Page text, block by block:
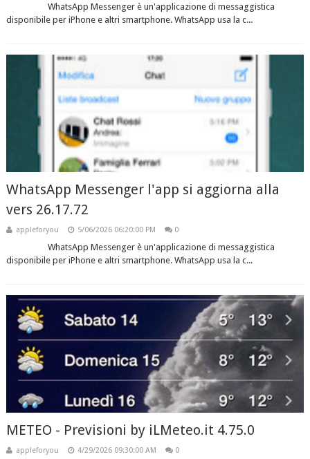
WhatsApp Messenger è un'applicazione di messaggistica
disponibile per iPhone e altri smartphone. WhatsApp usa la c...
WhatsApp Messenger l'app si aggiorna alla
vers 26.17.72
appleforyou 5/06/2026 06:20:00 PM 0
WhatsApp Messenger è un'applicazione di messaggistica
disponibile per iPhone e altri smartphone. WhatsApp usa la c...
METEO - Previsioni by iLMeteo.it 4.75.0
appleforyou 4/29/2026 09:30:00 AM 0